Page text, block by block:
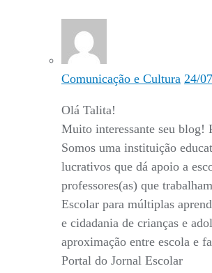
Comunicação e Cultura 24/
Olá Talita!
Muito interessante seu blog!
Somos uma instituição
lucrativos que dá apoio a
professores(as) que
Escolar para múltiplas
e cidadania de crianças e
aproximação entre escola e
Portal do Jornal Escolar